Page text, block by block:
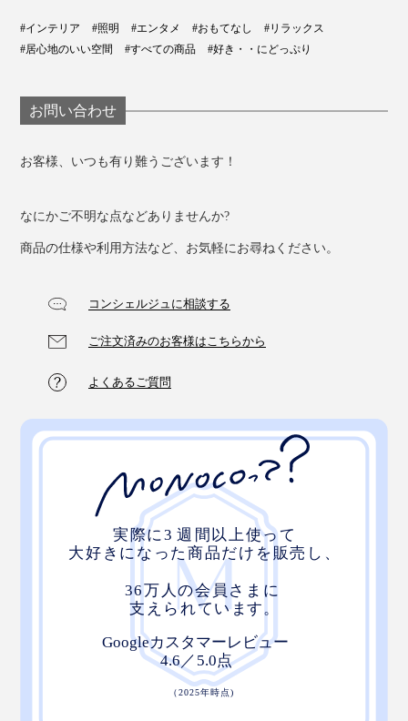
#インテリア #照明 #エンタメ #おもてなし
#リラックス
#居心地のいい空間
#すべての商品 #好き・・にどっぷり
お問い合わせ
お客様、いつも有り難うございます！
なにかご不明な点などありませんか?
商品の仕様や利用方法など、お気軽にお尋ねください。
コンシェルジュに相談する
ご注文済みのお客様はこちらから
よくあるご質問